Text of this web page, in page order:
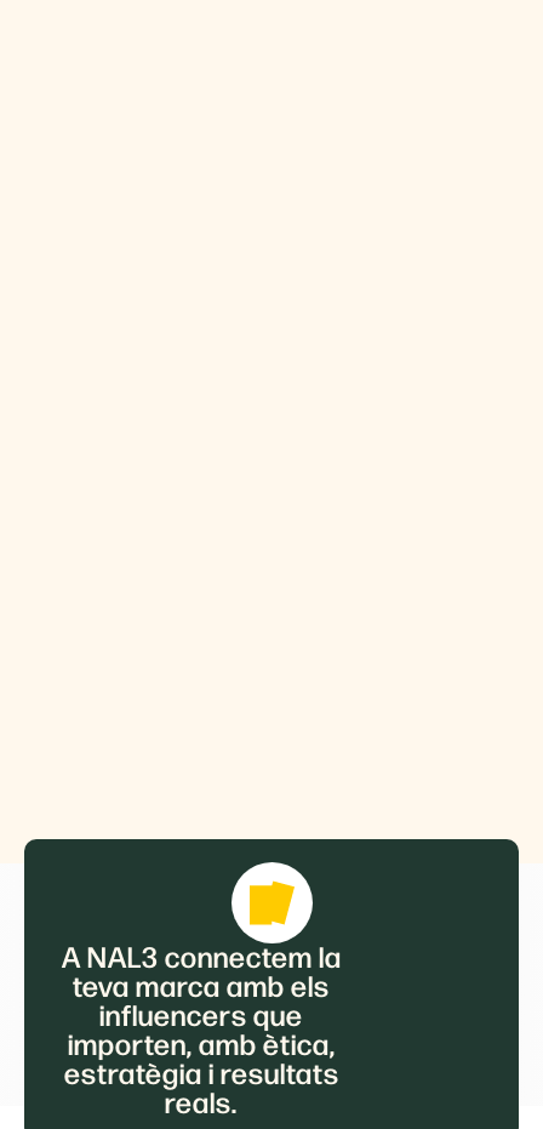
A NAL3 connectem la
teva marca amb els
influencers que
importen, amb ètica,
estratègia i resultats
reals.